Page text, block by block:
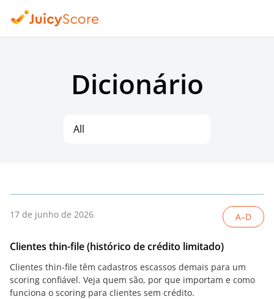
Dicionário
All
17 de junho de 2026 A–D
Clientes thin-file (histórico de crédito limitado)
Clientes thin-file têm cadastros escassos demais para um
scoring confiável. Veja quem são, por que importam e como
funciona o scoring para clientes sem crédito.